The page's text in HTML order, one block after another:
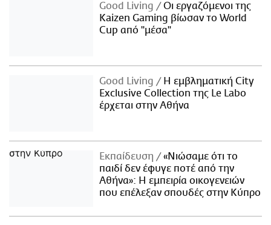
Good Living
Οι εργαζόμενοι της
Kaizen Gaming βίωσαν το World
Cup από "μέσα"
Good Living
Η εμβληματική City
Exclusive Collection της Le Labo
έρχεται στην Αθήνα
Εκπαίδευση
«Νιώσαμε ότι το
παιδί δεν έφυγε ποτέ από την
Αθήνα»: Η εμπειρία οικογενειών
που επέλεξαν σπουδές στην Κύπρο